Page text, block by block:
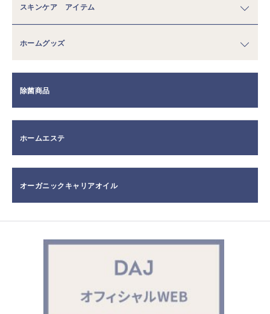
スキンケア アイテム
ホームグッズ
除菌商品
ホームエステ
オーガニックキャリアオイル